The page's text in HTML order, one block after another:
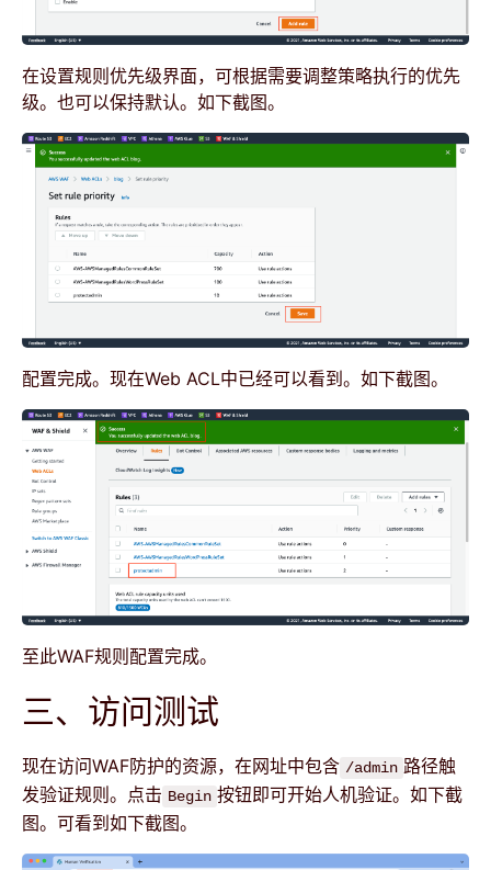
在设置规则优先级界面，可根据需要调整策略执行的优先
级。也可以保持默认。如下截图。
配置完成。现在Web ACL中已经可以看到。如下截图。
至此WAF规则配置完成。
三、访问测试
现在访问WAF防护的资源，在网址中包含 /admin 路径触
发验证规则。点击 Begin 按钮即可开始人机验证。如下截
图。可看到如下截图。